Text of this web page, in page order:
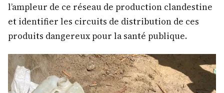
l’ampleur de ce réseau de production clandestine
et identifier les circuits de distribution de ces
produits dangereux pour la santé publique.